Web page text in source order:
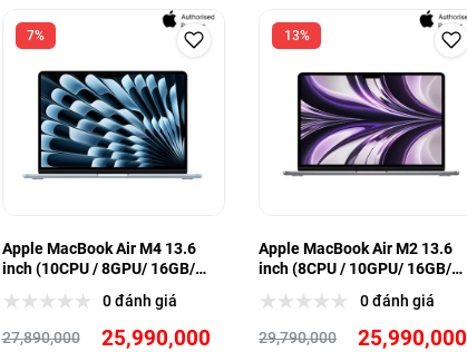
7%
Apple MacBook Air M4 13.6
inch (10CPU / 8GPU/ 16GB/
0 đánh giá
27,890,000
25,990,000
13%
Apple MacBook Air M2 13.6
inch (8CPU / 10GPU/ 16GB/
0 đánh giá
29,790,000
25,990,000